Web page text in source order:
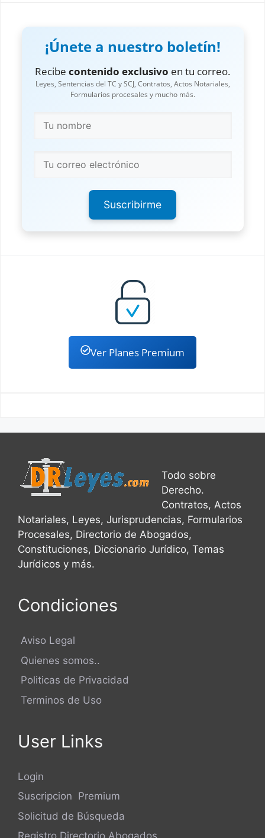
¡Únete a nuestro boletín!
Recibe contenido exclusivo en tu correo.
Leyes, Sentencias del TC y SCJ, Contratos, Actos Notariales,
Formularios procesales y mucho más.
Suscribirme
Ver Planes Premium
Todo sobre
Derecho.
Contratos, Actos
Notariales, Leyes, Jurisprudencias, Formularios
Procesales, Directorio de Abogados,
Constituciones, Diccionario Jurídico, Temas
Jurídicos y más.
Condiciones
Aviso Legal
Quienes somos..
Politicas de Privacidad
Terminos de Uso
User Links
Login
Suscripcion Premium
Solicitud de Búsqueda
Registro Directorio Abogados